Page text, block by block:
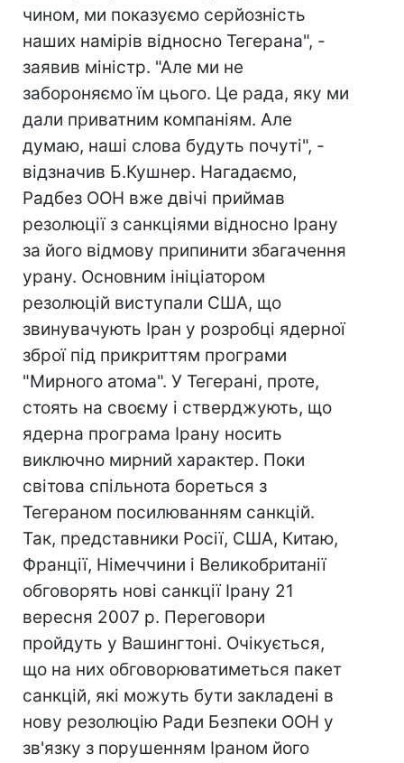
чином, ми показуємо серйозність
наших намірів відносно Тегерана", -
заявив міністр. "Але ми не
забороняємо їм цього. Це рада, яку ми
дали приватним компаніям. Але
думаю, наші слова будуть почуті", -
відзначив Б.Кушнер. Нагадаємо,
Радбез ООН вже двічі приймав
резолюції з санкціями відносно Ірану
за його відмову припинити збагачення
урану. Основним ініціатором
резолюцій виступали США, що
звинувачують Іран у розробці ядерної
зброї під прикриттям програми
"Мирного атома". У Тегерані, проте,
стоять на своєму і стверджують, що
ядерна програма Ірану носить
виключно мирний характер. Поки
світова спільнота бореться з
Тегераном посилюванням санкцій.
Так, представники Росії, США, Китаю,
Франції, Німеччини і Великобританії
обговорять нові санкції Ірану 21
вересня 2007 р. Переговори
пройдуть у Вашингтоні. Очікується,
що на них обговорюватиметься пакет
санкцій, які можуть бути закладені в
нову резолюцію Ради Безпеки ООН у
зв'язку з порушенням Іраном його